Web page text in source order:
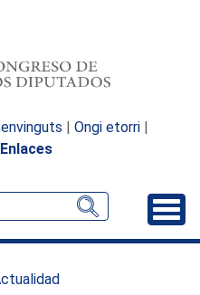
| Ongi etorri |
Enlaces